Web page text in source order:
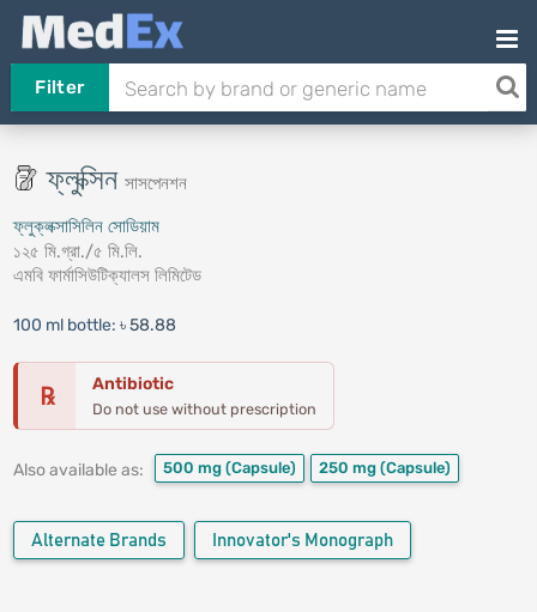
Filter
ফ্লুক্সিন সাসপেনশন
ফ্লুক্লক্সাসিলিন সোডিয়াম
১২৫ মি.গ্রা./৫ মি.লি.
এমবি ফার্মাসিউটিক্যালস লিমিটেড
100 ml bottle: ৳ 58.88
℞ Antibiotic
Do not use without prescription
Also available as: 500 mg (Capsule) 250 mg (Capsule)
Alternate Brands Innovator's Monograph